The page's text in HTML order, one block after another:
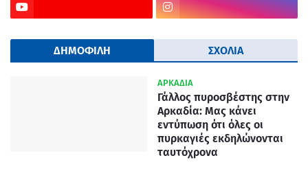
ΔΗΜΟΦΙΛΗ ΣΧΟΛΙΑ
ΑΡΚΑΔΙΑ
Γάλλος πυροσβέστης στην
Αρκαδία: Μας κάνει
εντύπωση ότι όλες οι
πυρκαγιές εκδηλώνονται
ταυτόχρονα